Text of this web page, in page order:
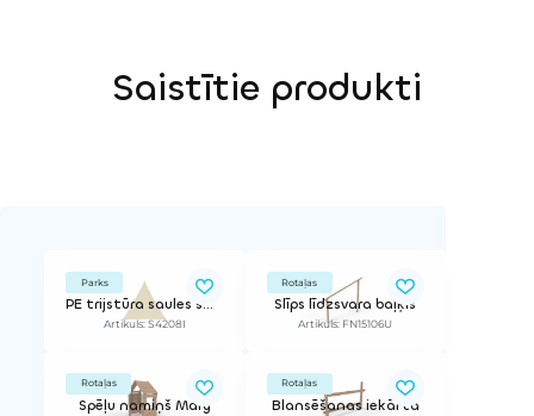
Saistītie produkti
Parks
PE trijstūra saules sargs, 4x4x4 m
Artikuls: S4208I
Rotaļas
Slīps līdzsvara baļķis
Artikuls: FN15106U
Rotaļas
Spēļu namiņš Mary
Rotaļas
Blansēšanas iekārta